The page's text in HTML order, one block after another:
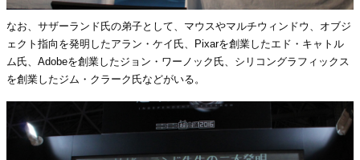
なお、サザーランド氏の弟子として、マウスやマルチウィンドウ、オブジ
ェクト指向を発明したアラン・ケイ氏、Pixarを創業したエド・キャトル
ム氏、Adobeを創業したジョン・ワーノック氏、シリコングラフィックス
を創業したジム・クラーク氏などがいる。